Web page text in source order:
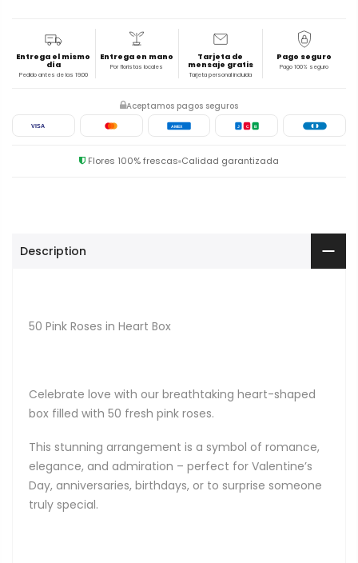
Entrega el mismo
día
Pedido antes de las 19:00
Entrega en mano
Por floristas locales
Tarjeta de
mensaje gratis
Tarjeta personal incluida
Pago seguro
Pago 100% seguro
Aceptamos pagos seguros
VISA AMEX J C B
Flores 100% frescas Calidad garantizada
Description
50 Pink Roses in Heart Box
Celebrate love with our breathtaking heart-shaped
box filled with 50 fresh pink roses.
This stunning arrangement is a symbol of romance,
elegance, and admiration – perfect for Valentine’s
Day, anniversaries, birthdays, or to surprise someone
truly special.